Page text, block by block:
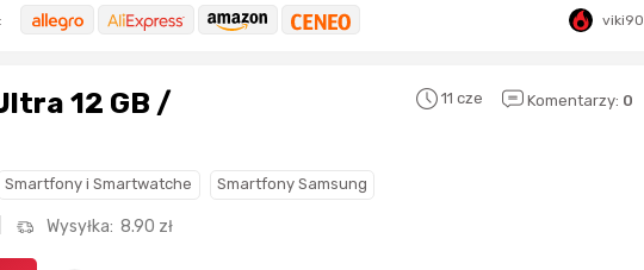
viki90
12 GB /
11 cze Komentarzy: 0
Smartfony i Smartwatche Smartfony Samsung
Wysyłka: 8.90 zł